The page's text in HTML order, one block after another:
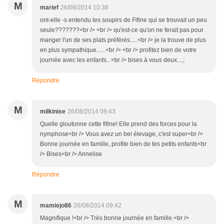
M marief 26/08/2014 10:38
ont-elle -s entendu les soupirs de Fifine qui se trouvait un peu
seule???????<br /> <br /> qu'est-ce qu'on ne ferait pas pour
manger l'un de ses plats préférés.....<br /> je la trouve de plus
en plus sympathique......<br /> <br /> profitez bien de votre
journée avec les enfants...<br /> bises à vous deux....;
Répondre
M milkinise 26/08/2014 09:43
Quelle gloutonne cette fifine! Elle prend des forces pour la
nymphose<br /> Vous avez un bel élevage, c'est super<br />
Bonne journée en famille, profite bien de tes petits enfants<br
/> Bises<br /> Annelise
Répondre
M mamiejo86 26/08/2014 09:42
Magnifique !<br /> Très bonne journée en famille.<br />